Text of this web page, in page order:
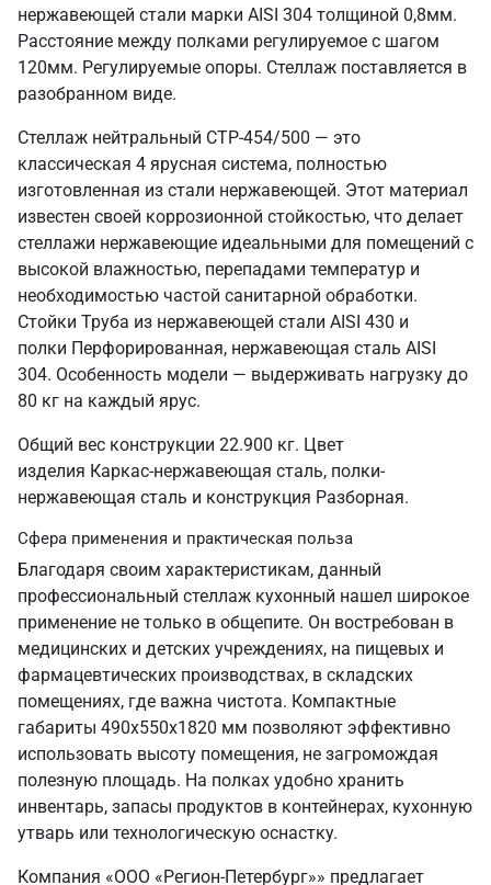
нержавеющей стали марки AISI 304 толщиной 0,8мм.
Расстояние между полками регулируемое с шагом
120мм. Регулируемые опоры. Стеллаж поставляется в
разобранном виде.
Стеллаж нейтральный СТР-454/500 — это
классическая 4 ярусная система, полностью
изготовленная из стали нержавеющей. Этот материал
известен своей коррозионной стойкостью, что делает
стеллажи нержавеющие идеальными для помещений с
высокой влажностью, перепадами температур и
необходимостью частой санитарной обработки.
Стойки Труба из нержавеющей стали AISI 430 и
полки Перфорированная, нержавеющая сталь AISI
304. Особенность модели — выдерживать нагрузку до
80 кг на каждый ярус.
Общий вес конструкции 22.900 кг. Цвет
изделия Каркас-нержавеющая сталь, полки-
нержавеющая сталь и конструкция Разборная.
Сфера применения и практическая польза
Благодаря своим характеристикам, данный
профессиональный стеллаж кухонный нашел широкое
применение не только в общепите. Он востребован в
медицинских и детских учреждениях, на пищевых и
фармацевтических производствах, в складских
помещениях, где важна чистота. Компактные
габариты 490х550х1820 мм позволяют эффективно
использовать высоту помещения, не загромождая
полезную площадь. На полках удобно хранить
инвентарь, запасы продуктов в контейнерах, кухонную
утварь или технологическую оснастку.
Компания «ООО «Регион-Петербург»» предлагает